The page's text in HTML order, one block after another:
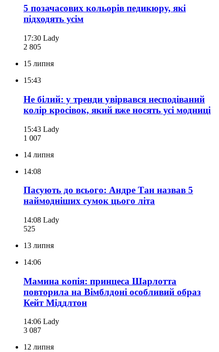
5 позачасових кольорів педикюру, які
підходять усім
17:30 Lady
2 805
15 липня
15:43
Не білий: у тренди увірвався несподіваний
колір кросівок, який вже носять усі модниці
15:43 Lady
1 007
14 липня
14:08
Пасують до всього: Андре Тан назвав 5
наймодніших сумок цього літа
14:08 Lady
525
13 липня
14:06
Мамина копія: принцеса Шарлотта
повторила на Вімблдоні особливий образ
Кейт Міддлтон
14:06 Lady
3 087
12 липня